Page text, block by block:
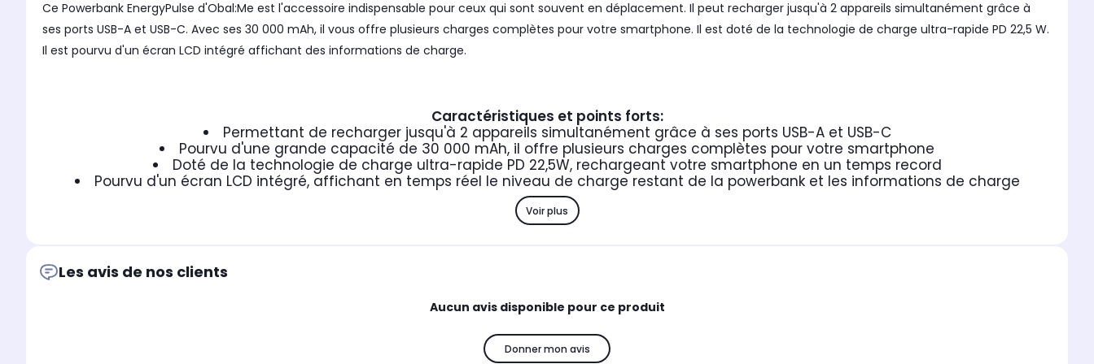
Ce Powerbank EnergyPulse d'Obal:Me est l'accessoire indispensable pour ceux qui sont souvent en déplacement. Il peut recharger jusqu'à 2 appareils simultanément grâce à
ses ports USB-A et USB-C. Avec ses 30 000 mAh, il vous offre plusieurs charges complètes pour votre smartphone. Il est doté de la technologie de charge ultra-rapide PD 22,5 W.
Il est pourvu d'un écran LCD intégré affichant des informations de charge.
Caractéristiques et points forts:
Permettant de recharger jusqu'à 2 appareils simultanément grâce à ses ports USB-A et USB-C
Pourvu d'une grande capacité de 30 000 mAh, il offre plusieurs charges complètes pour votre smartphone
Doté de la technologie de charge ultra-rapide PD 22,5W, rechargeant votre smartphone en un temps record
Pourvu d'un écran LCD intégré, affichant en temps réel le niveau de charge restant de la powerbank et les informations de charge
Voir plus
Les avis de nos clients
Aucun avis disponible pour ce produit
Donner mon avis